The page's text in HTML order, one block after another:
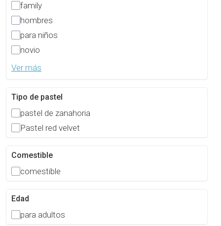
family
hombres
para niños
novio
Ver más
Tipo de pastel
pastel de zanahoria
Pastel red velvet
Comestible
comestible
Edad
para adultos